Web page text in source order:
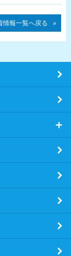
情報一覧へ戻る